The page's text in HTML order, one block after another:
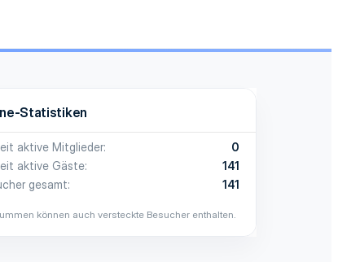
Statistiken
aktive Mitglieder
0
aktive Gäste
141
gesamt
141
können auch versteckte Besucher enthalten.